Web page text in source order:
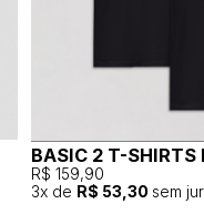
BASIC 2 T-SHIRTS
R$ 159,90
3x de R$ 53,30 sem